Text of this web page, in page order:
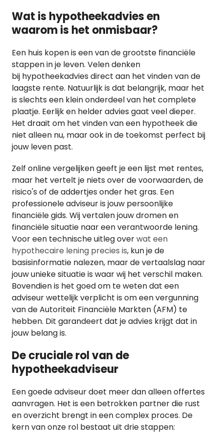
Wat is hypotheekadvies en
waarom is het onmisbaar?
Een huis kopen is een van de grootste financiële
stappen in je leven. Velen denken
bij hypotheekadvies direct aan het vinden van de
laagste rente. Natuurlijk is dat belangrijk, maar het
is slechts een klein onderdeel van het complete
plaatje. Eerlijk en helder advies gaat veel dieper.
Het draait om het vinden van een hypotheek die
niet alleen nu, maar ook in de toekomst perfect bij
jouw leven past.
Zelf online vergelijken geeft je een lijst met rentes,
maar het vertelt je niets over de voorwaarden, de
risico's of de addertjes onder het gras. Een
professionele adviseur is jouw persoonlijke
financiële gids. Wij vertalen jouw dromen en
financiële situatie naar een verantwoorde lening.
Voor een technische uitleg overwat een
hypothecaire lening precies is, kun je de
basisinformatie nalezen, maar de vertaalslag naar
jouw unieke situatie is waar wij het verschil maken.
Bovendien is het goed om te weten dat een
adviseur wettelijk verplicht is om een vergunning
van de Autoriteit Financiële Markten (AFM) te
hebben. Dit garandeert dat je advies krijgt dat in
jouw belang is.
De cruciale rol van de
hypotheekadviseur
Een goede adviseur doet meer dan alleen offertes
aanvragen. Het is een betrokken partner die rust
en overzicht brengt in een complex proces. De
kern van onze rol bestaat uit drie stappen: